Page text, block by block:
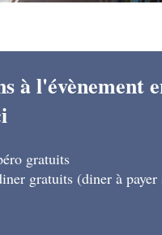
à l'évènement
gratuits
gratuits (diner à